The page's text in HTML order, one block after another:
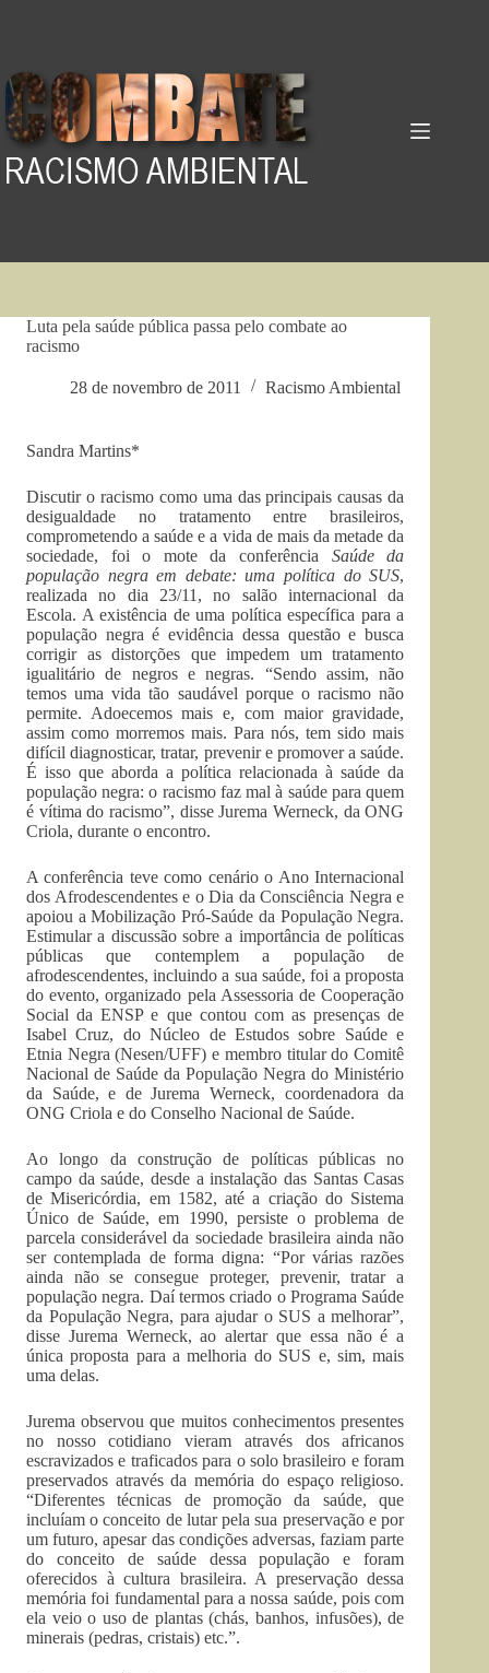
Luta pela saúde pública passa pelo combate ao
racismo
28 de novembro de 2011 Racismo Ambiental
Sandra Martins*
Discutir o racismo como uma das principais causas da
desigualdade no tratamento entre brasileiros,
comprometendo a saúde e a vida de mais da metade da
sociedade, foi o mote da conferência Saúde da
população negra em debate: uma política do SUS,
realizada no dia 23/11, no salão internacional da
Escola. A existência de uma política específica para a
população negra é evidência dessa questão e busca
corrigir as distorções que impedem um tratamento
igualitário de negros e negras. “Sendo assim, não
temos uma vida tão saudável porque o racismo não
permite. Adoecemos mais e, com maior gravidade,
assim como morremos mais. Para nós, tem sido mais
difícil diagnosticar, tratar, prevenir e promover a saúde.
É isso que aborda a política relacionada à saúde da
população negra: o racismo faz mal à saúde para quem
é vítima do racismo”, disse Jurema Werneck, da ONG
Criola, durante o encontro.
A conferência teve como cenário o Ano Internacional
dos Afrodescendentes e o Dia da Consciência Negra e
apoiou a Mobilização Pró-Saúde da População Negra.
Estimular a discussão sobre a importância de políticas
públicas que contemplem a população de
afrodescendentes, incluindo a sua saúde, foi a proposta
do evento, organizado pela Assessoria de Cooperação
Social da ENSP e que contou com as presenças de
Isabel Cruz, do Núcleo de Estudos sobre Saúde e
Etnia Negra (Nesen/UFF) e membro titular do Comitê
Nacional de Saúde da População Negra do Ministério
da Saúde, e de Jurema Werneck, coordenadora da
ONG Criola e do Conselho Nacional de Saúde.
Ao longo da construção de políticas públicas no
campo da saúde, desde a instalação das Santas Casas
de Misericórdia, em 1582, até a criação do Sistema
Único de Saúde, em 1990, persiste o problema de
parcela considerável da sociedade brasileira ainda não
ser contemplada de forma digna: “Por várias razões
ainda não se consegue proteger, prevenir, tratar a
população negra. Daí termos criado o Programa Saúde
da População Negra, para ajudar o SUS a melhorar”,
disse Jurema Werneck, ao alertar que essa não é a
única proposta para a melhoria do SUS e, sim, mais
uma delas.
Jurema observou que muitos conhecimentos presentes
no nosso cotidiano vieram através dos africanos
escravizados e traficados para o solo brasileiro e foram
preservados através da memória do espaço religioso.
“Diferentes técnicas de promoção da saúde, que
incluíam o conceito de lutar pela sua preservação e por
um futuro, apesar das condições adversas, faziam parte
do conceito de saúde dessa população e foram
oferecidos à cultura brasileira. A preservação dessa
memória foi fundamental para a nossa saúde, pois com
ela veio o uso de plantas (chás, banhos, infusões), de
minerais (pedras, cristais) etc.”.